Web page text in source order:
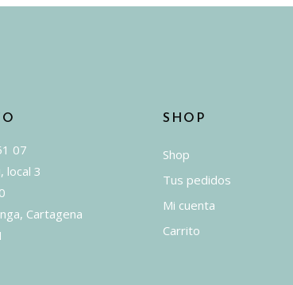
07
local 3
Cartagena
SHOP
Shop
Tus pedidos
Mi cuenta
Carrito